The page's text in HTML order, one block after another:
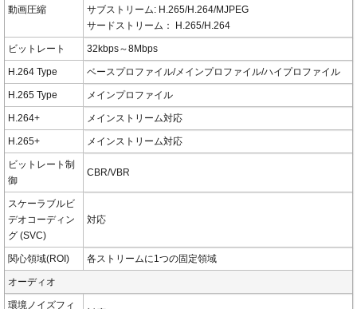
動画圧縮
サブストリーム: H.265/H.264/MJPEG
サードストリーム： H.265/H.264
ビットレート 32kbps～8Mbps
H.264 Type ベースプロファイル/メインプロファイル/ハイプロファイル
H.265 Type メインプロファイル
H.264+ メインストリーム対応
H.265+ メインストリーム対応
ビットレート制
御
CBR/VBR
スケーラブルビ
デオコーディン
グ (SVC)
対応
関心領域(ROI) 各ストリームに1つの固定領域
オーディオ
環境ノイズフィ